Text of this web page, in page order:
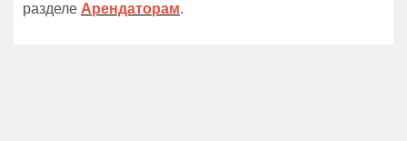
разделе Арендаторам.